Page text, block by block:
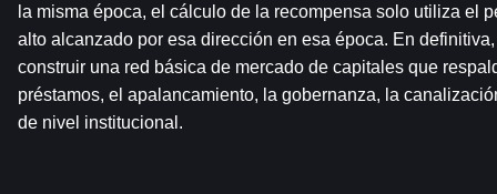
la misma época, el cálculo de la recompensa solo utiliza el
alto alcanzado por esa dirección en esa época. En
construir una red básica de mercado de capitales que
préstamos, el apalancamiento, la gobernanza, la
de nivel institucional.